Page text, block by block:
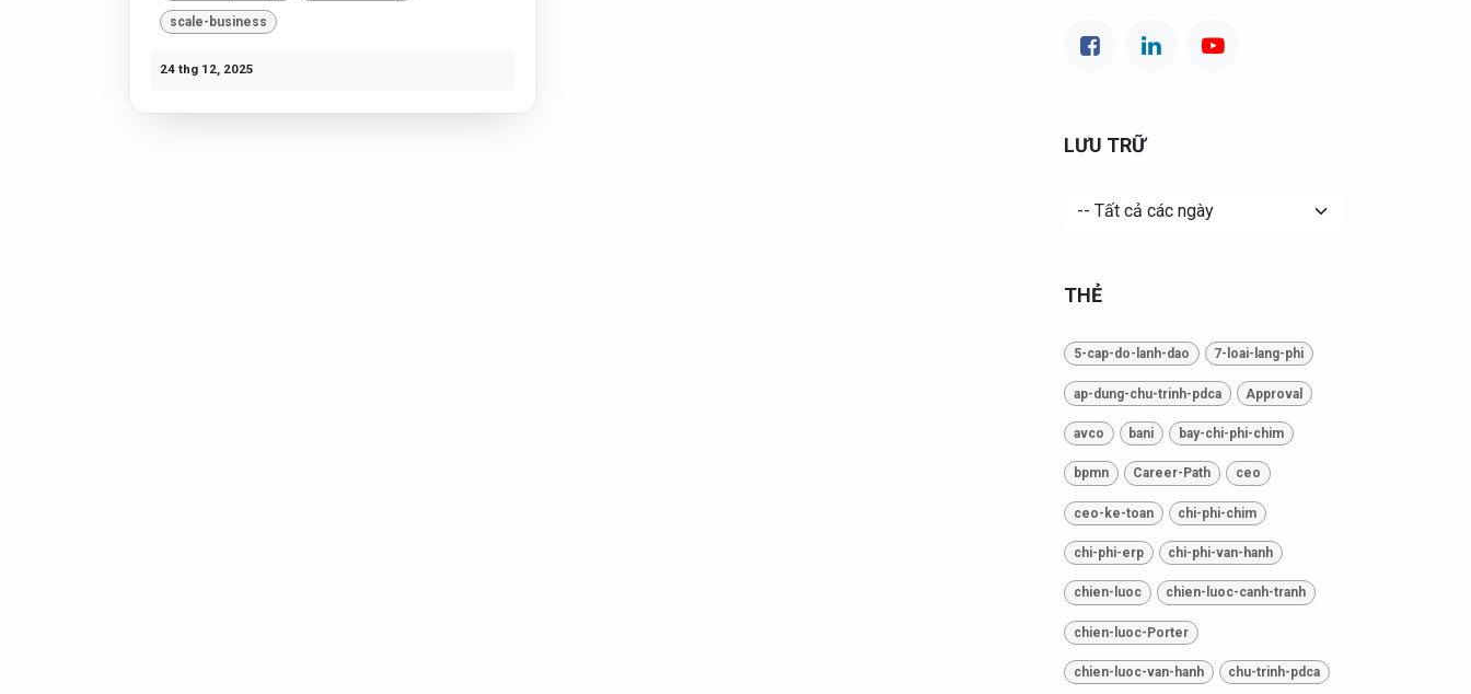
scale-business
24 thg 12, 2025
LƯU TRỮ
THẺ
5-cap-do-lanh-dao 7-loai-lang-phi
ap-dung-chu-trinh-pdca Approval
avco bani bay-chi-phi-chim
bpmn Career-Path ceo
ceo-ke-toan chi-phi-chim
chi-phi-erp chi-phi-van-hanh
chien-luoc chien-luoc-canh-tranh
chien-luoc-Porter
chien-luoc-van-hanh chu-trinh-pdca